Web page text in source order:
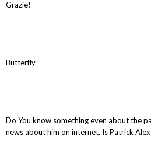
Grazie!
Butterfly
Do You know something even about the
news about him on internet. Is Patrick